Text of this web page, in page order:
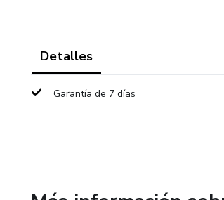
usted y su
Detalles
Garantía de 7 días